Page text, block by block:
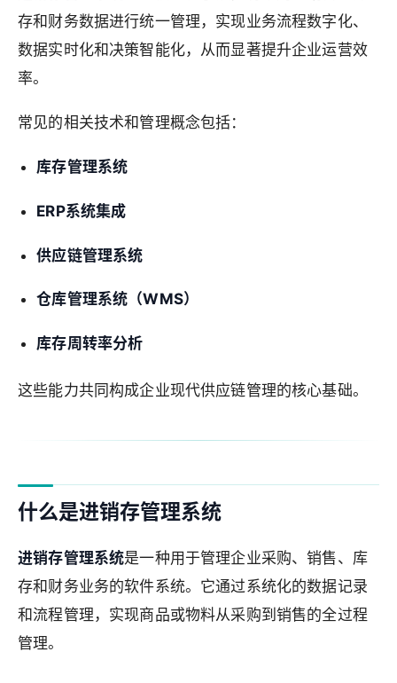
存和财务数据进行统一管理，实现业务流程数字化、
数据实时化和决策智能化，从而显著提升企业运营效
率。
常见的相关技术和管理概念包括：
库存管理系统
ERP系统集成
供应链管理系统
仓库管理系统（WMS）
库存周转率分析
这些能力共同构成企业现代供应链管理的核心基础。
什么是进销存管理系统
进销存管理系统是一种用于管理企业采购、销售、库
存和财务业务的软件系统。它通过系统化的数据记录
和流程管理，实现商品或物料从采购到销售的全过程
管理。